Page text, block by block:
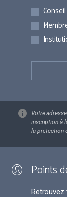
Inscriptions
Votre
inscription à
la protection
Points